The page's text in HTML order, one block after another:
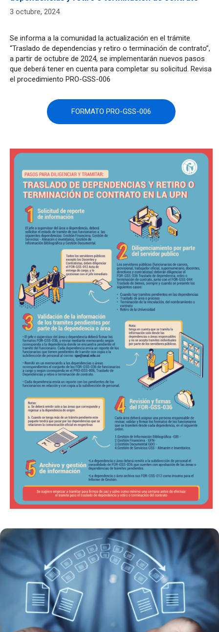
3 octubre, 2024
Se informa a la comunidad la actualización en el trámite
“Traslado de dependencias y retiro o terminación de contrato”,
a partir de octubre de 2024, se implementarán nuevos pasos
que deberá tener en cuenta para completar su solicitud. Revisa
el procedimiento PRO-GSS-006
FORMATO PRO-GSS-006